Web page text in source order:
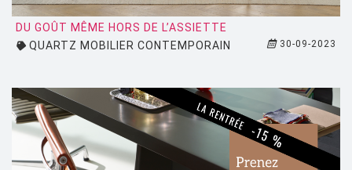
MONTANA
MOOG DESIGN
MOROSO
MUUTO
NEMO
DU GOÛT MÊME HORS DE L’ASSIETTE
QUARTZ MOBILIER CONTEMPORAIN
30-09-2023